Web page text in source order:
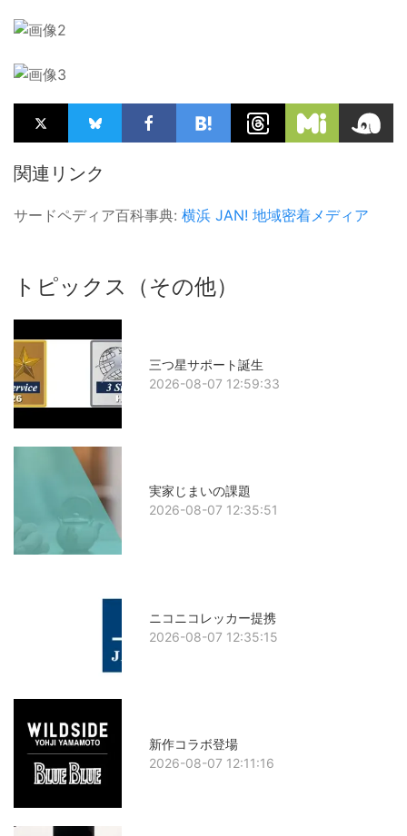
関連リンク
サードペディア百科事典: 横浜 JAN! 地域密着メディア
トピックス（その他）
三つ星サポート誕生
2026-08-07 12:59:33
実家じまいの課題
2026-08-07 12:35:51
ニコニコレッカー提携
2026-08-07 12:35:15
新作コラボ登場
2026-08-07 12:11:16